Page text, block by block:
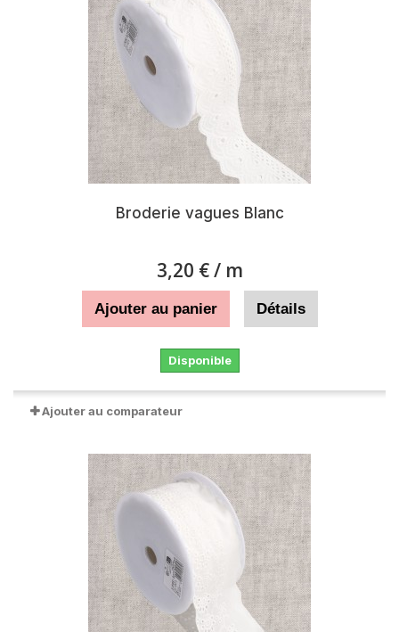
Broderie vagues Blanc
3,20 €/ m
Ajouter au panier Détails
Disponible
Ajouter au comparateur